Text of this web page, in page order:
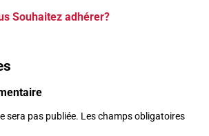
Souhaitez adhérer?
sera pas publiée. Les champs obligatoires